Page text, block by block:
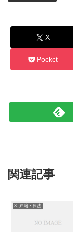
X
Pocket
関連記事
3: 戸籍・民法